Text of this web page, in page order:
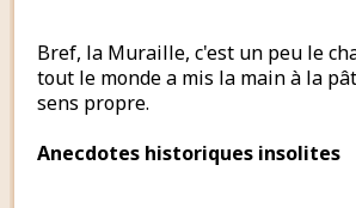
Bref, la Muraille, c'est un peu le
tout le monde a mis la main à la
sens propre.
Anecdotes historiques insolites